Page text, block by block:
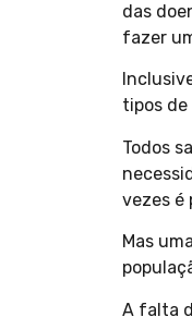
das
fazer
tipos
Todos
vezes é
Mas
A falta